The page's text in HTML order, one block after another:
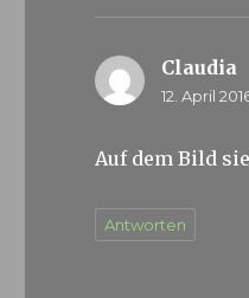
Claudia
12. April
Auf dem Bild
Antworten